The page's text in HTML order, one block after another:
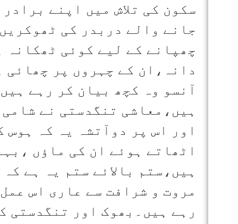
سکون کی تلاش میں اپنے
جانے والے دربدر کی
چھپانے کے لیے کوئی ٹھکانہ
دانہ،ان کے چہروں پر
آنسو وہ کچھ بیان کر رہے
ہیں،معاشی تنگدستی نے
اور اس پر دوآتشہ یہ کہ ہوس
اٹھاتے ہوئے ان کی ماؤں
ہیں،ستم بالائے ستم یہ ہے
مروت و شرافت سے عاری اس
رہے ہیں۔بھوک اور تنگدستی